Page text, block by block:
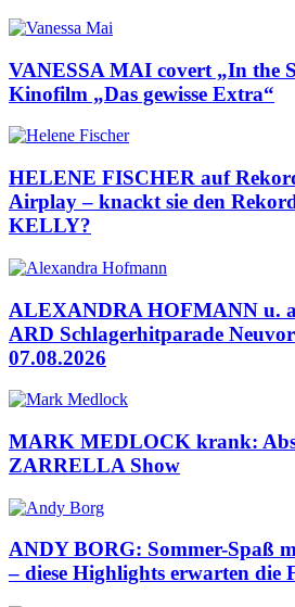
VANESSA MAI covert „In the
Kinofilm „Das gewisse Extra“
HELENE FISCHER auf
Airplay – knackt sie den
KELLY?
ALEXANDRA HOFMANN u.
ARD Schlagerhitparade
07.08.2026
MARK MEDLOCK krank:
ZARRELLA Show
ANDY BORG: Sommer-Spaß
– diese Highlights erwarten die